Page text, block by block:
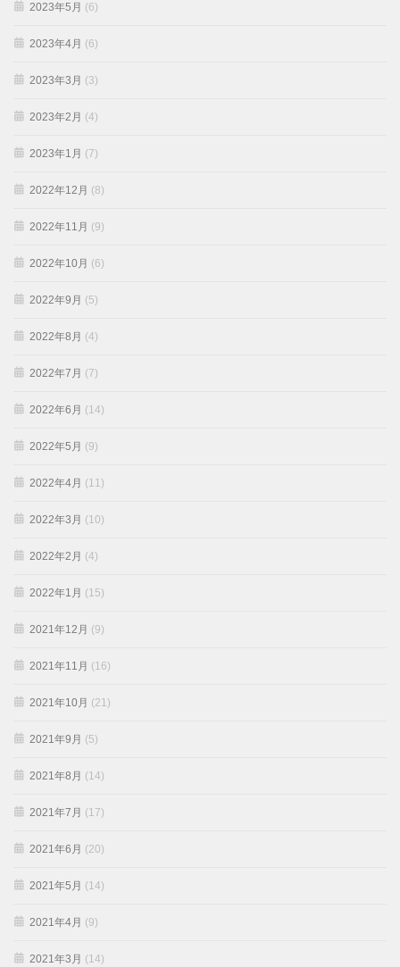
2023年5月 (6)
2023年4月 (6)
2023年3月 (3)
2023年2月 (4)
2023年1月 (7)
2022年12月 (8)
2022年11月 (9)
2022年10月 (6)
2022年9月 (5)
2022年8月 (4)
2022年7月 (7)
2022年6月 (14)
2022年5月 (9)
2022年4月 (11)
2022年3月 (10)
2022年2月 (4)
2022年1月 (15)
2021年12月 (9)
2021年11月 (16)
2021年10月 (21)
2021年9月 (5)
2021年8月 (14)
2021年7月 (17)
2021年6月 (20)
2021年5月 (14)
2021年4月 (9)
2021年3月 (14)